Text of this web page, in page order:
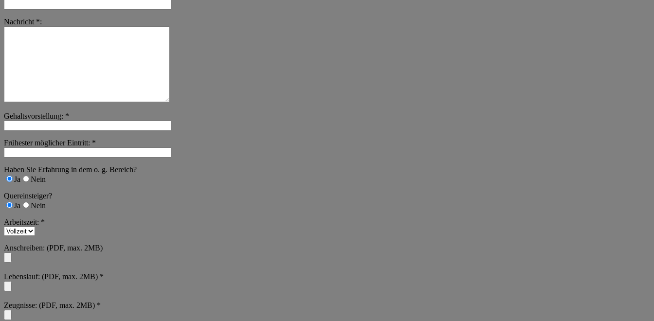
Nachricht *:
Gehaltsvorstellung: *
Frühester möglicher Eintritt: *
Haben Sie Erfahrung in dem o. g. Bereich?
Ja
Nein
Quereinsteiger?
Ja
Nein
Arbeitszeit: *
Anschreiben: (PDF, max. 2MB)
Lebenslauf: (PDF, max. 2MB) *
Zeugnisse: (PDF, max. 2MB) *